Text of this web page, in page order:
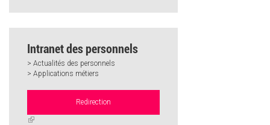
Intranet des personnels
> Actualités des personnels
> Applications métiers
Redirection
(link